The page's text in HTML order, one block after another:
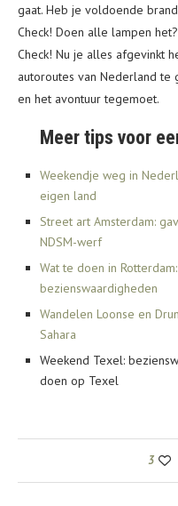
gaat. Heb je voldoende
Check! Doen alle lampen
Check! Nu je alles afgevinkt
autoroutes van Nederland te
en het avontuur tegemoet.
Meer tips voor
Weekendje weg in
eigen land
Street art Amsterdam:
NDSM-werf
Wat te doen in
bezienswaardigheden
Wandelen Loonse en
Sahara
Weekend Texel:
doen op Texel
3